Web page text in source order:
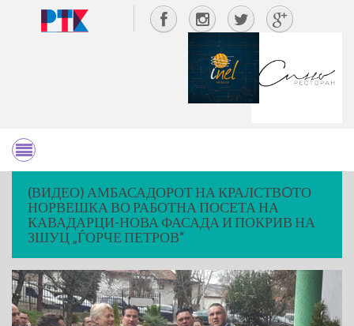
(ВИДЕО) АМБАСАДОРОТ НА КРАЛСТВOТО
НОРВЕШКА ВО РАБОТНА ПОСЕТА НА
КАВАДАРЦИ-НОВА ФАСАДА И ПОКРИВ НА
ЗШУЦ „ЃОРЧЕ ПЕТРОВ“